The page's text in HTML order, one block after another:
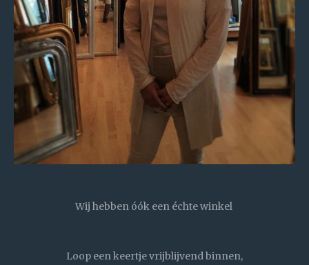
Wij hebben óók een échte winkel
Loop een keertje vrijblijvend binnen,